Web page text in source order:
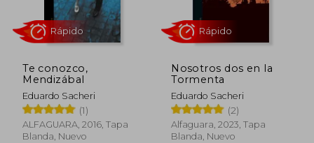
10%
dcto.
10%
dcto.
Te conozco,
Mendizábal
Eduardo Sacheri
(1)
ALFAGUARA, 2016, Tapa
Blanda, Nuevo
Nosotros dos en la
Tormenta
Eduardo Sacheri
(2)
Alfaguara, 2023, Tapa
Blanda, Nuevo